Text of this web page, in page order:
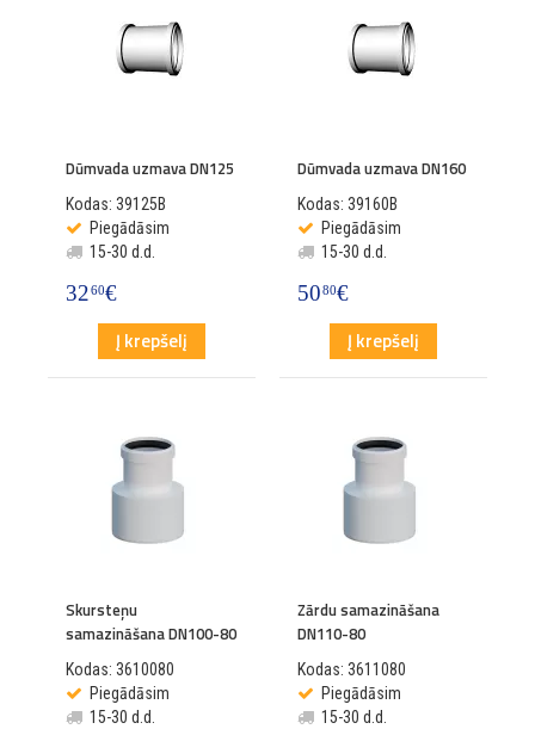
Dūmvada uzmava DN125
Kodas: 39125B
Piegādāsim
15-30 d.d.
3260€
Į krepšelį
Dūmvada uzmava DN160
Kodas: 39160B
Piegādāsim
15-30 d.d.
5080€
Į krepšelį
Skursteņu
samazināšana DN100-80
Kodas: 3610080
Piegādāsim
15-30 d.d.
Zārdu samazināšana
DN110-80
Kodas: 3611080
Piegādāsim
15-30 d.d.